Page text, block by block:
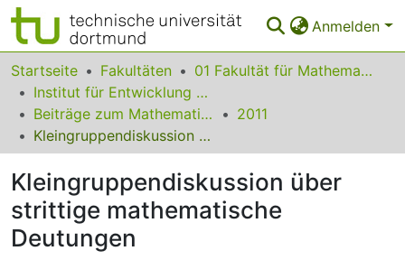
Anmelden
Bereiche & Sammlungen
Das gesamte Repositorium
Statistiken
FAQ
Leitlinien
Zurück zur Startseite
Startseite Fakultäten
01 Fakultät für Mathematik
Institut für Entwicklung und Erforschung des Mathematikunterrichts
Beiträge zum Mathematikunterricht
2011
Kleingruppendiskussion über strittige mathematische Deutungen
Kleingruppendiskussion über
strittige mathematische
Deutungen